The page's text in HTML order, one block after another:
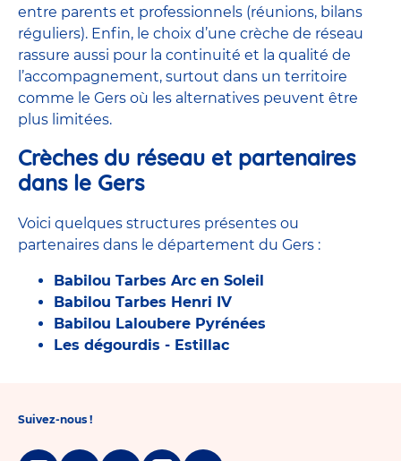
entre parents et professionnels (réunions, bilans
réguliers). Enfin, le choix d’une crèche de réseau
rassure aussi pour la continuité et la qualité de
l’accompagnement, surtout dans un territoire
comme le Gers où les alternatives peuvent être
plus limitées.
Crèches du réseau et partenaires
dans le Gers
Voici quelques structures présentes ou
partenaires dans le département du Gers :
Babilou Tarbes Arc en Soleil
Babilou Tarbes Henri IV
Babilou Laloubere Pyrénées
Les dégourdis - Estillac
Suivez-nous !